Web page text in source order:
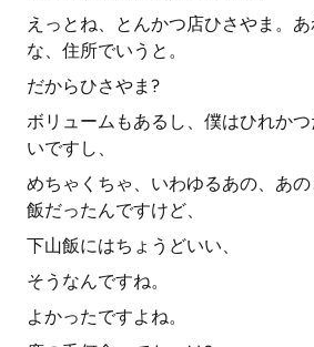
えっとね、とんかつ店ひさやま。
な、住所でいうと。
だからひさやま?
ボリュームもあるし、僕はひれか
いですし、
めちゃくちゃ、いわゆるあの、あ
飯だったんですけど、
下山飯にはちょうどいい、
そうなんですね。
よかったですよね。